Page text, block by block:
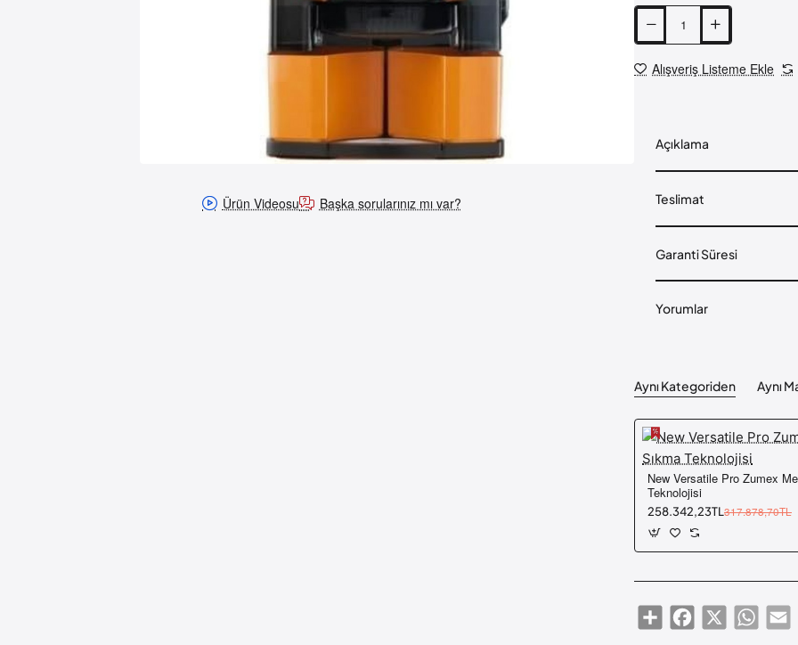
Ürün Videosu Başka sorularınız mı var?
Alışveriş Listeme Ekle
Açıklama
Teslimat
Garanti Süresi
Yorumlar
Aynı Kategoriden Aynı
New Versatile Pro Zumex Meyve Sıkma
Teknolojisi
258.342,23TL317.878,70TL
ShareFacebook
X